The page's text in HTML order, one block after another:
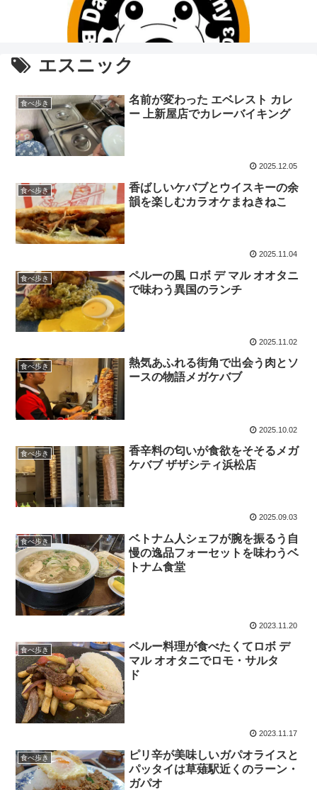
エスニック
食べ歩き
名前が変わった エベレスト カレ
ー 上新屋店でカレーバイキング
2025.12.05
食べ歩き
香ばしいケバブとウイスキーの余
韻を楽しむカラオケまねきねこ
2025.11.04
食べ歩き
ペルーの風 ロボ デ マル オオタニ
で味わう異国のランチ
2025.11.02
食べ歩き
熱気あふれる街角で出会う肉とソ
ースの物語メガケバブ
2025.10.02
食べ歩き
香辛料の匂いが食欲をそそるメガ
ケバブ ザザシティ浜松店
2025.09.03
食べ歩き
ベトナム人シェフが腕を振るう自
慢の逸品フォーセットを味わうベ
トナム食堂
2023.11.20
食べ歩き
ペルー料理が食べたくてロボ デ
マル オオタニでロモ・サルタ
ド
2023.11.17
食べ歩き
ピリ辛が美味しいガパオライスと
パッタイは草薙駅近くのラーン・
ガパオ